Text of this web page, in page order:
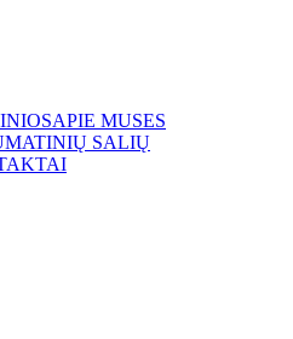
APIE MUSES
SALIŲ